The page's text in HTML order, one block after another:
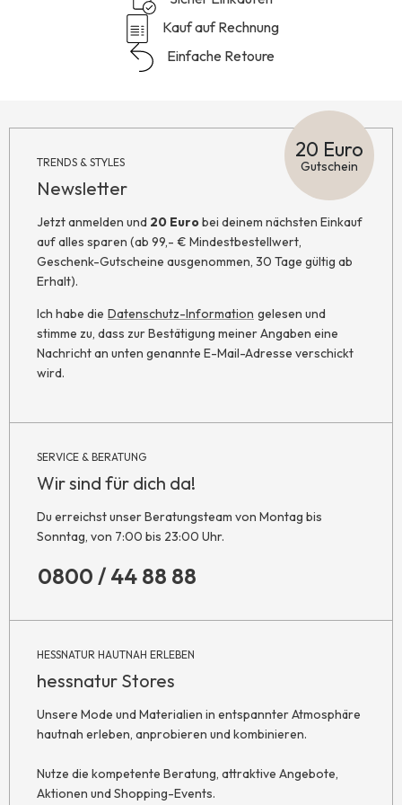
Kauf auf Rechnung
Einfache Retoure
TRENDS & STYLES
Newsletter
20 Euro
Gutschein
Jetzt anmelden und 20 Eurobei deinem nächsten Einkauf
auf alles sparen (ab 99,- € Mindestbestellwert,
Geschenk-Gutscheine ausgenommen, 30 Tage gültig ab
Erhalt).
Ich habe die Datenschutz-Information gelesen und
stimme zu, dass zur Bestätigung meiner Angaben eine
Nachricht an unten genannte E-Mail-Adresse verschickt
wird.
SERVICE & BERATUNG
Wir sind für dich da!
Du erreichst unser Beratungsteam von Montag bis
Sonntag, von 7:00 bis 23:00 Uhr.
0800 / 44 88 88
HESSNATUR HAUTNAH ERLEBEN
hessnatur Stores
Unsere Mode und Materialien in entspannter Atmosphäre
hautnah erleben, anprobieren und kombinieren.
Nutze die kompetente Beratung, attraktive Angebote,
Aktionen und Shopping-Events.